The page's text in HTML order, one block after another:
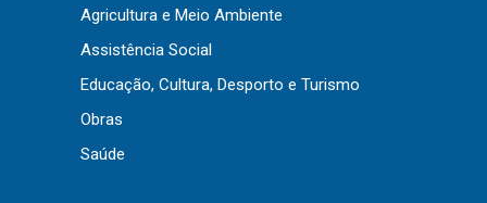
Agricultura e Meio Ambiente
Assistência Social
Educação, Cultura, Desporto e Turismo
Obras
Saúde